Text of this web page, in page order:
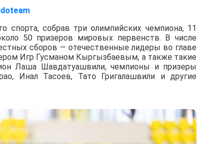
спорта, собрав три олимпийских чемпиона, 11
50 призеров мировых первенств. В числе
сборов — отечественные лидеры во главе
Игр Гусманом Кыргызбаевым, а также такие
Лаша Шавдатуашвили, чемпионы и призеры
Инал Тасоев, Тато Григалашвили и другие